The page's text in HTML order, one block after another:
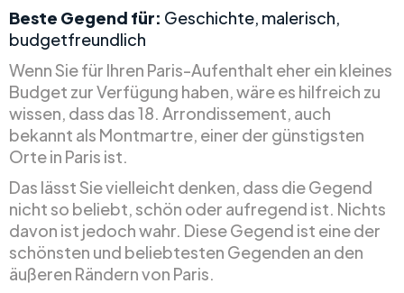
Beste Gegend für: Geschichte, malerisch,
budgetfreundlich
Wenn Sie für Ihren Paris-Aufenthalt eher ein kleines
Budget zur Verfügung haben, wäre es hilfreich zu
wissen, dass das 18. Arrondissement, auch
bekannt als Montmartre, einer der günstigsten
Orte in Paris ist.
Das lässt Sie vielleicht denken, dass die Gegend
nicht so beliebt, schön oder aufregend ist. Nichts
davon ist jedoch wahr. Diese Gegend ist eine der
schönsten und beliebtesten Gegenden an den
äußeren Rändern von Paris.